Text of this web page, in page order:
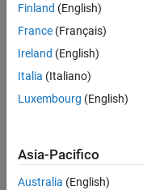
Badge
Jack
Crespo's
MATLAB
Finland (English)
France (Français)
Ireland (English)
Italia (Italiano)
Luxembourg (English)
Asia-Pacifico
Australia (English)